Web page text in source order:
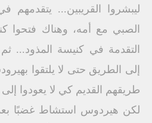
ليبشروا القريبين...
الصبي مع أمه، وهناك فتحوا
التقدمة في كنيسة المذود...
إلى الطريق حتى لا يلتقوا
طريقهم القديم كي لا يعودوا
لكن هيردوس استشاط غضبًا